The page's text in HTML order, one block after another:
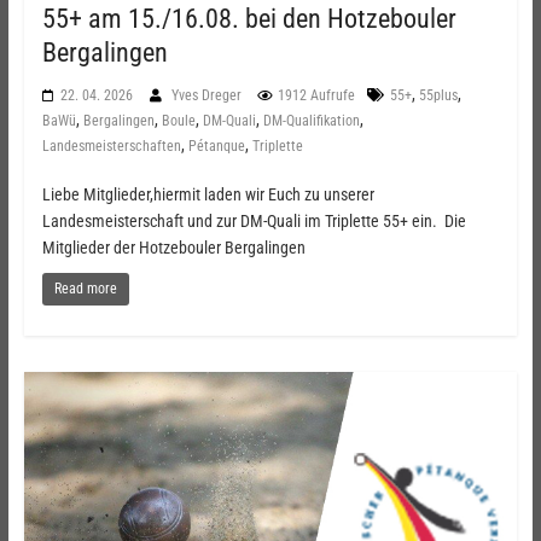
55+ am 15./16.08. bei den Hotzebouler
Bergalingen
22. 04. 2026 Yves Dreger 1912 Aufrufe 55+, 55plus,
BaWü, Bergalingen, Boule, DM-Quali, DM-Qualifikation,
Landesmeisterschaften, Pétanque, Triplette
Liebe Mitglieder,hiermit laden wir Euch zu unserer
Landesmeisterschaft und zur DM-Quali im Triplette 55+ ein. Die
Mitglieder der Hotzebouler Bergalingen
Read more